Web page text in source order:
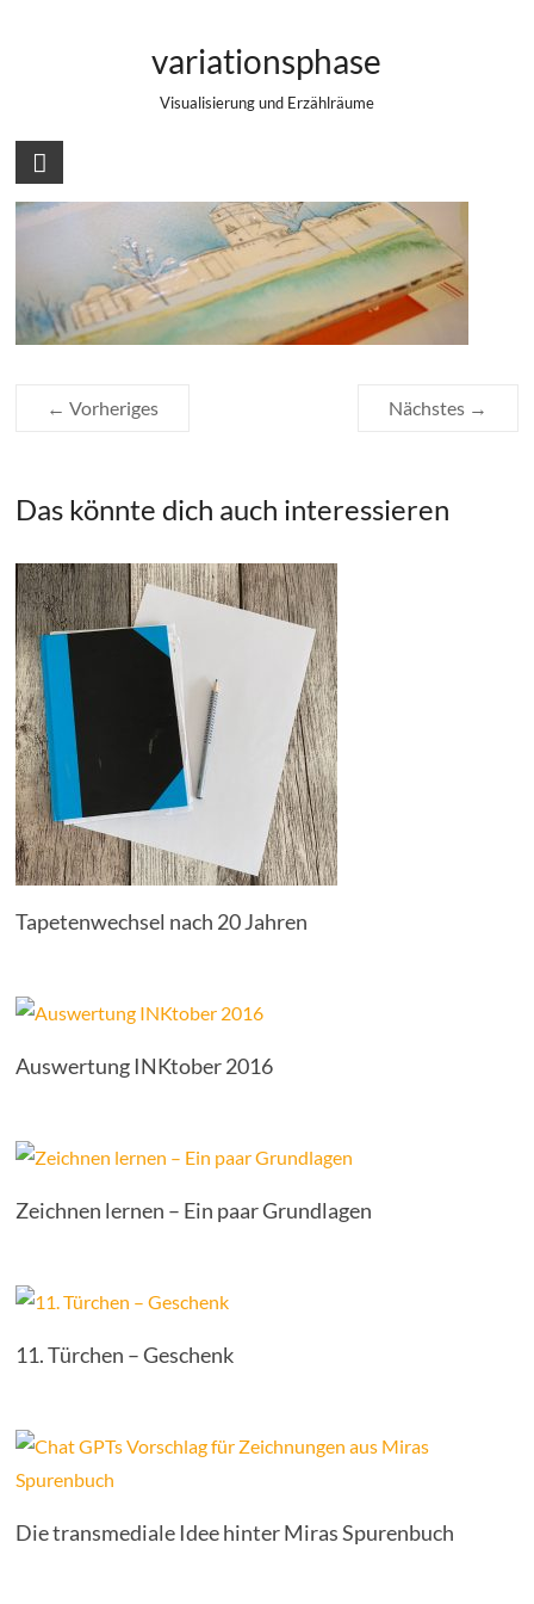
variationsphase
Visualisierung und Erzählräume
Erster Farbauftrag
← Vorheriges Nächstes →
Das könnte dich auch interessieren
Tapetenwechsel nach 20 Jahren
Auswertung INKtober 2016
Zeichnen lernen – Ein paar Grundlagen
11. Türchen – Geschenk
Die transmediale Idee hinter Miras Spurenbuch